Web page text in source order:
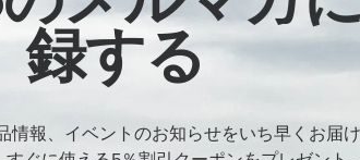
録する
情報、イベントのお知らせをいち早くお届